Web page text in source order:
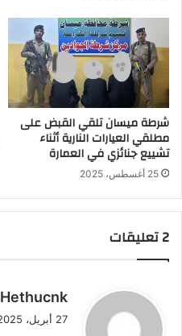
شرطة ميسان تلقي القبض على
مطلقي العيارات النارية أثناء
تشييع جنائزي في العمارة
25 أغسطس، 2025
‫2 تعليقات
ي
ق
Hethucnk
27 أبريل، 2025 الساعة 4:28 م